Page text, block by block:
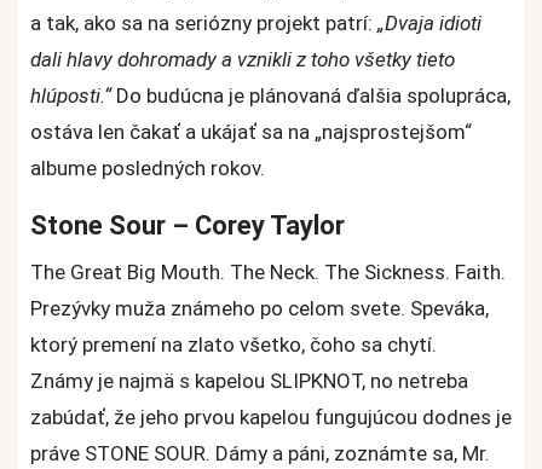
a tak, ako sa na seriózny projekt patrí: „Dvaja idioti
dali hlavy dohromady a vznikli z toho všetky tieto
hlúposti.“Do budúcna je plánovaná ďalšia spolupráca,
ostáva len čakať a ukájať sa na „najsprostejšom“
albume posledných rokov.
Stone Sour – Corey Taylor
The Great Big Mouth. The Neck. The Sickness. Faith.
Prezývky muža známeho po celom svete. Speváka,
ktorý premení na zlato všetko, čoho sa chytí.
Známy je najmä s kapelou SLIPKNOT, no netreba
zabúdať, že jeho prvou kapelou fungujúcou dodnes je
práve STONE SOUR. Dámy a páni, zoznámte sa, Mr.